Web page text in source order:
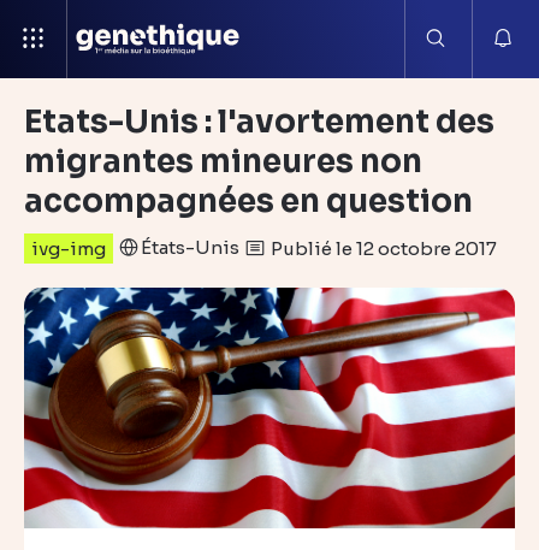
Etats-Unis : l'avortement des
migrantes mineures non
accompagnées en question
ivg-img États-Unis Publié le 12 octobre 2017